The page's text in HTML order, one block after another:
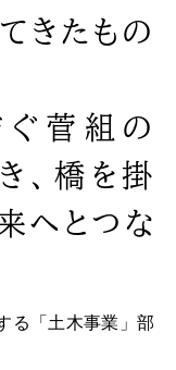
きたもの
菅組の
、橋を掛
へとつな
る「土木事業」部